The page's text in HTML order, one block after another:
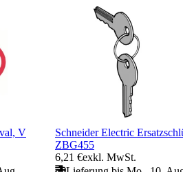
V
Schneider Electric
ZBG455
6,21 €exkl. MwSt.